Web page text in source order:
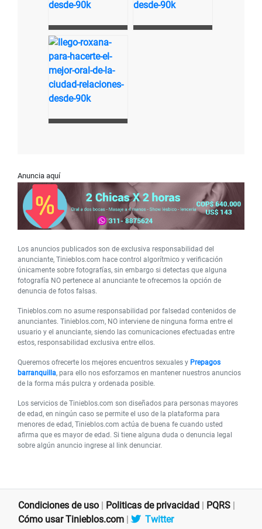
Anuncia aquí
Los anuncios publicados son de exclusiva responsabilidad del
anunciante, Tinieblos.com hace control algorítmico y verificación
únicamente sobre fotografías, sin embargo si detectas que alguna
fotografía NO pertenece al anunciante te ofrecemos la opción de
denuncia de fotos falsas.
Tinieblos.com no asume responsabilidad por falsedad contenidos de
anunciantes. Tinieblos.com, NO interviene de ninguna forma entre el
usuario y el anunciante, siendo las comunicaciones efectuadas entre
estos, responsabilidad exclusiva entre ellos.
Queremos ofrecerte los mejores encuentros sexuales y Prepagos
barranquilla, para ello nos esforzamos en mantener nuestros anuncios
de la forma más pulcra y ordenada posible.
Los servicios de Tinieblos.com son diseñados para personas mayores
de edad, en ningún caso se permite el uso de la plataforma para
menores de edad, Tinieblos.com actúa de buena fe cuando usted
afirma que es mayor de edad. Si tiene alguna duda o denuncia legal
sobre algún anuncio ingrese al link denunciar.
Condiciones de uso | Politicas de privacidad | PQRS |
Cómo usar Tinieblos.com | Twitter